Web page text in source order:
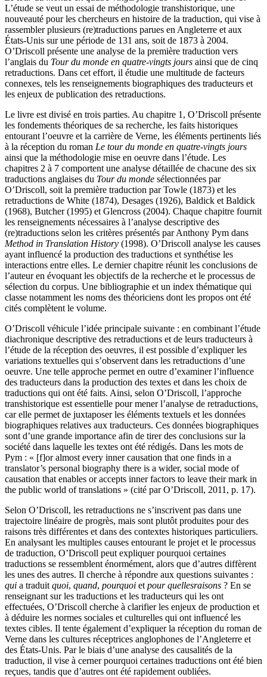
L’étude se veut un essai de méthodologie transhistorique, une
nouveauté pour les chercheurs en histoire de la traduction, qui vise à
rassembler plusieurs (re)traductions parues en Angleterre et aux
États-Unis sur une période de 131 ans, soit de 1873 à 2004.
O’Driscoll présente une analyse de la première traduction vers
l’anglais du Tour du monde en quatre-vingts jours ainsi que de cinq
retraductions. Dans cet effort, il étudie une multitude de facteurs
connexes, tels les renseignements biographiques des traducteurs et
les enjeux de publication des retraductions.
Le livre est divisé en trois parties. Au chapitre 1, O’Driscoll présente
les fondements théoriques de sa recherche, les faits historiques
entourant l’oeuvre et la carrière de Verne, les éléments pertinents liés
à la réception du roman Le tour du monde en quatre-vingts jours
ainsi que la méthodologie mise en oeuvre dans l’étude. Les
chapitres 2 à 7 comportent une analyse détaillée de chacune des six
traductions anglaises du Tour du monde sélectionnées par
O’Driscoll, soit la première traduction par Towle (1873) et les
retraductions de White (1874), Desages (1926), Baldick et Baldick
(1968), Butcher (1995) et Glencross (2004). Chaque chapitre fournit
les renseignements nécessaires à l’analyse descriptive des
(re)traductions selon les critères présentés par Anthony Pym dans
Method in Translation History (1998). O’Driscoll analyse les causes
ayant influencé la production des traductions et synthétise les
interactions entre elles. Le dernier chapitre réunit les conclusions de
l’auteur en évoquant les objectifs de la recherche et le processus de
sélection du corpus. Une bibliographie et un index thématique qui
classe notamment les noms des théoriciens dont les propos ont été
cités complètent le volume.
O’Driscoll véhicule l’idée principale suivante : en combinant l’étude
diachronique descriptive des retraductions et de leurs traducteurs à
l’étude de la réception des oeuvres, il est possible d’expliquer les
variations textuelles qui s’observent dans les retraductions d’une
oeuvre. Une telle approche permet en outre d’examiner l’influence
des traducteurs dans la production des textes et dans les choix de
traductions qui ont été faits. Ainsi, selon O’Driscoll, l’approche
transhistorique est essentielle pour mener l’analyse de retraductions,
car elle permet de juxtaposer les éléments textuels et les données
biographiques relatives aux traducteurs. Ces données biographiques
sont d’une grande importance afin de tirer des conclusions sur la
société dans laquelle les textes ont été rédigés. Dans les mots de
Pym : « [f]or almost every inner causation that one finds in a
translator’s personal biography there is a wider, social mode of
causation that enables or accepts inner factors to leave their mark in
the public world of translations » (cité par O’Driscoll, 2011, p. 17).
Selon O’Driscoll, les retraductions ne s’inscrivent pas dans une
trajectoire linéaire de progrès, mais sont plutôt produites pour des
raisons très différentes et dans des contextes historiques particuliers.
En analysant les multiples causes entourant le projet et le processus
de traduction, O’Driscoll peut expliquer pourquoi certaines
traductions se ressemblent énormément, alors que d’autres diffèrent
les unes des autres. Il cherche à répondre aux questions suivantes :
qui a traduit quoi, quand, pourquoi et pour quellesraisons ? En se
renseignant sur les traductions et les traducteurs qui les ont
effectuées, O’Driscoll cherche à clarifier les enjeux de production et
à déduire les normes sociales et culturelles qui ont influencé les
textes cibles. Il tente également d’expliquer la réception du roman de
Verne dans les cultures réceptrices anglophones de l’Angleterre et
des États-Unis. Par le biais d’une analyse des causalités de la
traduction, il vise à cerner pourquoi certaines traductions ont été bien
reçues, tandis que d’autres ont été rapidement oubliées.